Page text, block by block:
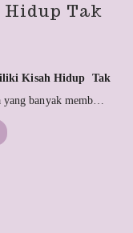
Tak
Kisah Hidup Tak
yang banyak memb…